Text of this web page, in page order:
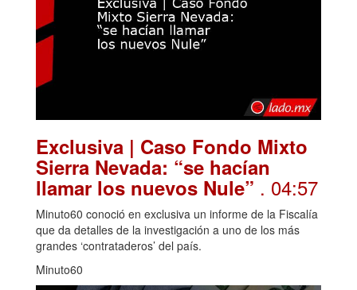
Exclusiva | Caso Fondo Mixto
Sierra Nevada: “se hacían
llamar los nuevos Nule” . 04:57
Minuto60 conoció en exclusiva un informe de la Fiscalía
que da detalles de la investigación a uno de los más
grandes ‘contrataderos’ del país.
Minuto60